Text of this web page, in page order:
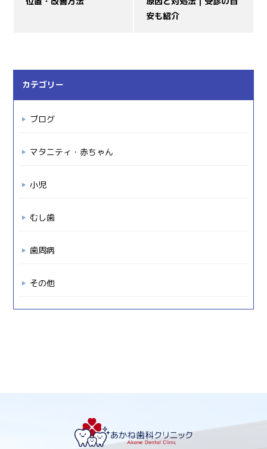
安も紹介
カテゴリー
ブログ
マタニティ・赤ちゃん
小児
むし歯
歯周病
その他